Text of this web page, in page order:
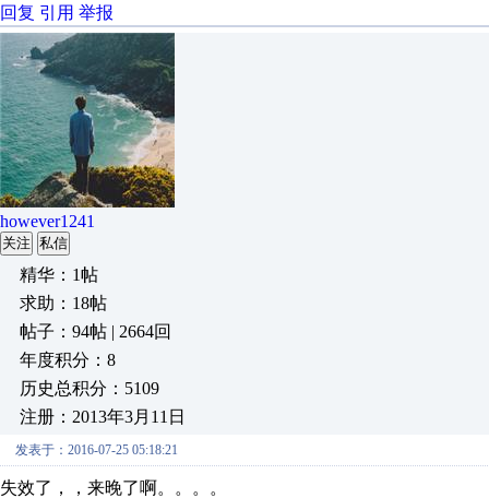
回复 引用 举报
however1241
关注 私信
精华：1帖
求助：18帖
帖子：94帖 | 2664回
年度积分：8
历史总积分：5109
注册：2013年3月11日
发表于：2016-07-25 05:18:21
失效了，，来晚了啊。。。。